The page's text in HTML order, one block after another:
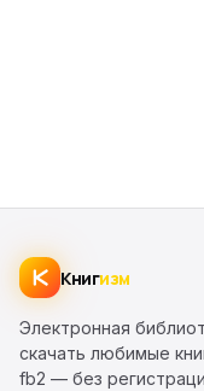
Книгизм
Электронная
скачать любимые
fb2 — без